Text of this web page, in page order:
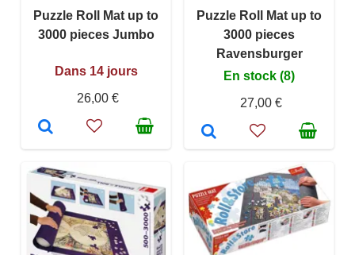
Puzzle Roll Mat up to
3000 pieces Jumbo
Dans 14 jours
26,00 €
Puzzle Roll Mat up to
3000 pieces
Ravensburger
En stock (8)
27,00 €